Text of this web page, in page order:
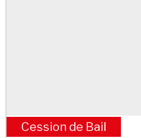
Cession de Bail